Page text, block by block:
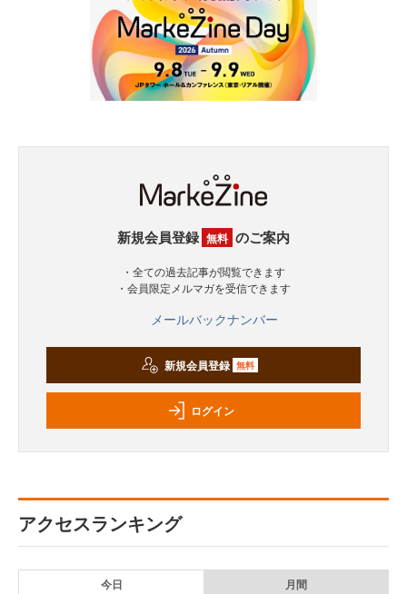
新規会員登録 無料 のご案内
・全ての過去記事が閲覧できます
・会員限定メルマガを受信できます
メールバックナンバー
新規会員登録 無料
ログイン
アクセスランキング
今日 月間